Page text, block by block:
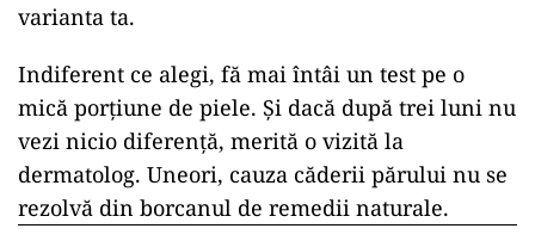
varianta ta.
Indiferent ce alegi, fă mai întâi un test pe o
mică porțiune de piele. Și dacă după trei luni nu
vezi nicio diferență, merită o vizită la
dermatolog. Uneori, cauza căderii părului nu se
rezolvă din borcanul de remedii naturale.